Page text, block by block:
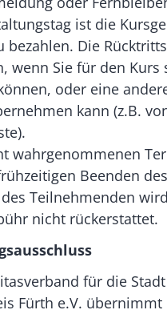
ist die
bezahlen. Die
wenn Sie für den Kurs
oder eine
kann (z.B.
wahrgenommenen
Beenden
Teilnehmenden
nicht rückerstattet.
für die
Fürth e.V. übernimmt